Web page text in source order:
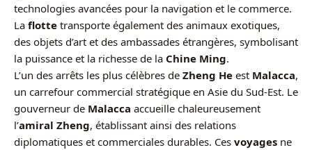
technologies avancées pour la navigation et le commerce.
La flotte transporte également des animaux exotiques,
des objets d’art et des ambassades étrangères, symbolisant
la puissance et la richesse de la Chine Ming.
L’un des arrêts les plus célèbres de Zheng He est Malacca,
un carrefour commercial stratégique en Asie du Sud-Est. Le
gouverneur de Malacca accueille chaleureusement
l’amiral Zheng, établissant ainsi des relations
diplomatiques et commerciales durables. Ces voyages ne